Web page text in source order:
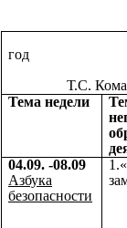
год
Т.С.
Тема недели
04.09. -08.09
Азбука
безопасности